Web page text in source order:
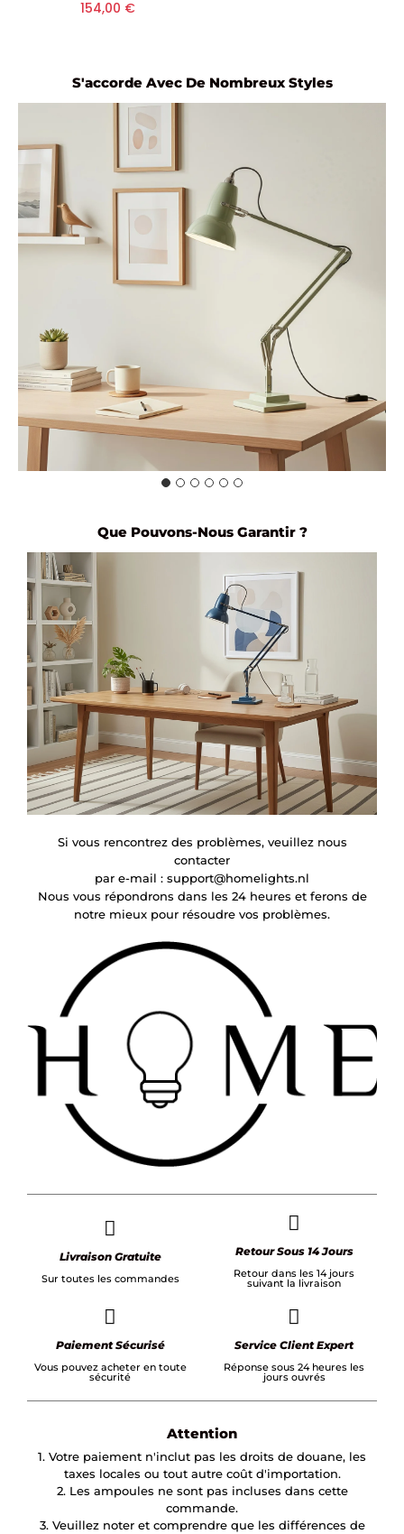
154,00 €
S'accorde Avec De Nombreux Styles
Que Pouvons-Nous Garantir ?
Si vous rencontrez des problèmes, veuillez nous
contacter
par e-mail : support@homelights.nl
Nous vous répondrons dans les 24 heures et ferons de
notre mieux pour résoudre vos problèmes.
Livraison Gratuite
Sur toutes les commandes
Retour Sous 14 Jours
Retour dans les 14 jours
suivant la livraison
Paiement Sécurisé
Vous pouvez acheter en toute
sécurité
Service Client Expert
Réponse sous 24 heures les
jours ouvrés
Attention
1. Votre paiement n'inclut pas les droits de douane, les
taxes locales ou tout autre coût d'importation.
2. Les ampoules ne sont pas incluses dans cette
commande.
3. Veuillez noter et comprendre que les différences de